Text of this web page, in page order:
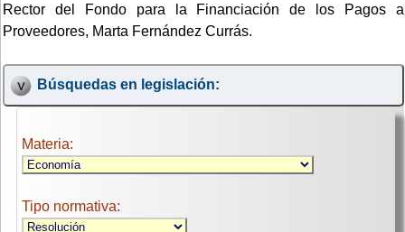
Rector del Fondo para la Financiación de los Pagos a
Proveedores, Marta Fernández Currás.
Búsquedas en legislación:
Materia:
Tipo normativa: